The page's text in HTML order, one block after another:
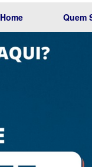
Home Quem